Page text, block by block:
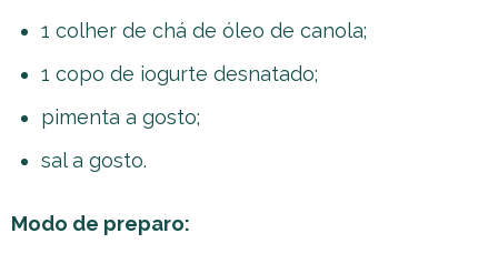
1 colher de chá de óleo de canola;
1 copo de iogurte desnatado;
pimenta a gosto;
sal a gosto.
Modo de preparo: